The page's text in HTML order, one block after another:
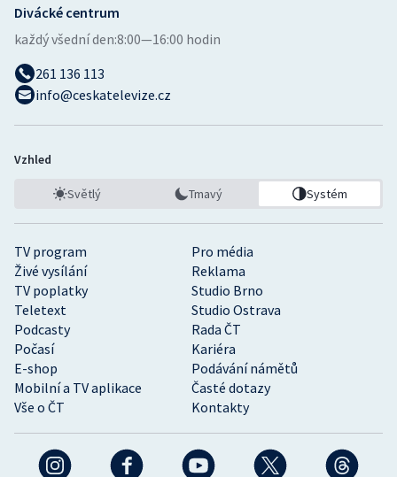
TV program
Pro média
Živé vysílání
Reklama
TV poplatky
Studio Brno
Teletext
Studio Ostrava
Podcasty
Rada ČT
Počasí
Kariéra
E-shop
Podávání námětů
Mobilní a TV aplikace
Časté dotazy
Vše o ČT
Kontakty
Divácké centrum
každý všední den:8:00—16:00 hodin
261 136 113
info@ceskatelevize.cz
Vzhled
Světlý Tmavý Systém